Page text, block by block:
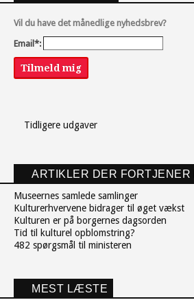
Vil du have det månedlige nyhedsbrev?
Email*:
Tilmeld mig
Tidligere udgaver
ARTIKLER DER
Museernes samlede samlinger
Kulturerhvervene bidrager til øget vækst
Kulturen er på borgernes dagsorden
Tid til kulturel opblomstring?
482 spørgsmål til ministeren
MEST LÆSTE